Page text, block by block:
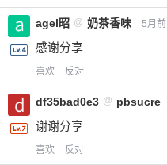
agel昭 @ 奶茶香味 5月前
感谢分享
喜欢 反对
df35bad0e3 @ pbsucre
谢谢分享
喜欢 反对